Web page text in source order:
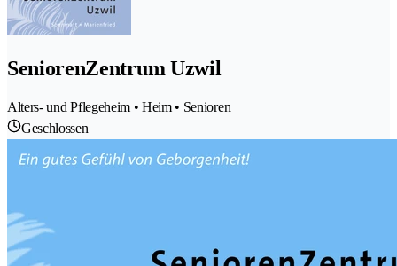
SeniorenZentrum Uzwil
Alters- und Pflegeheim • Heim • Senioren
Geschlossen